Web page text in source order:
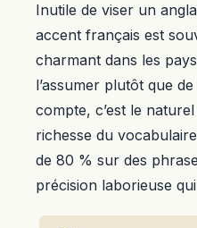
Inutile de viser un
accent français est
charmant dans les
l’assumer plutôt que
compte, c’est le
richesse du
de 80 % sur des
précision laborieuse